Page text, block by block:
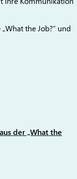
the Job?“ und
der „What the